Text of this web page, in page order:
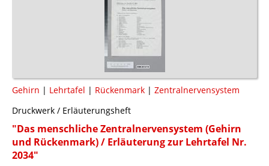
Gehirn | Lehrtafel | Rückenmark | Zentralnervensystem
Druckwerk / Erläuterungsheft
"Das menschliche Zentralnervensystem (Gehirn
und Rückenmark) / Erläuterung zur Lehrtafel Nr.
2034"